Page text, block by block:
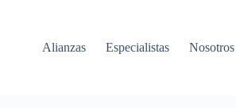
Alianzas Especialistas Nosotros